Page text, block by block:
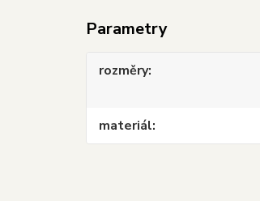
Parametry
rozměry
materiál